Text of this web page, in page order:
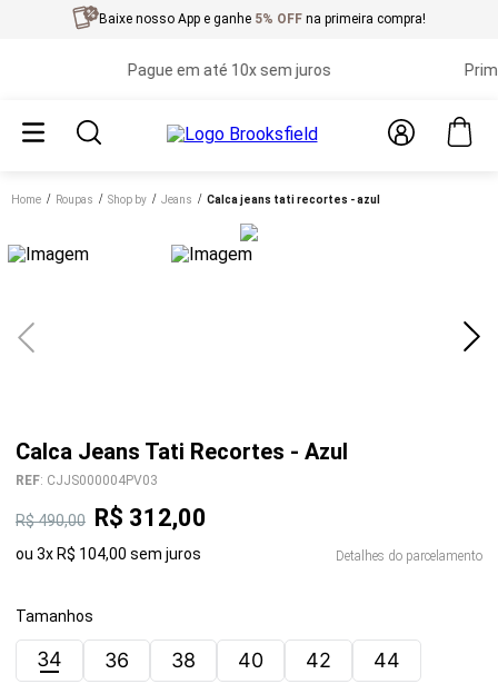
Baixe nosso App e ganhe 5% OFF na primeira compra!
Pague em até 10x sem juros
Home roupas shop by jeans calca jeans tati recortes - azul
Calca Jeans Tati Recortes - Azul
REF: CJJS000004PV03
R$490,00 R$ 312,00
ou 3x R$ 104,00 sem juros Detalhes do parcelamento
Tamanhos
34 36 38 40 42 44